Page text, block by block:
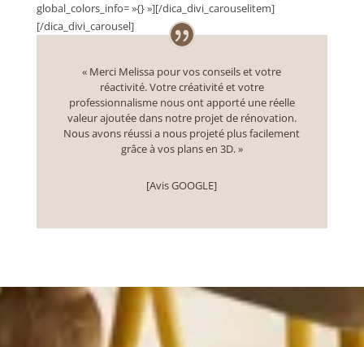
global_colors_info= »{} »][/dica_divi_carouselitem]
[/dica_divi_carousel]
« Merci Melissa pour vos conseils et votre
réactivité. Votre créativité et votre
professionnalisme nous ont apporté une réelle
valeur ajoutée dans notre projet de rénovation.
Nous avons réussi a nous projeté plus facilement
grâce à vos plans en 3D. »
[Avis GOOGLE]